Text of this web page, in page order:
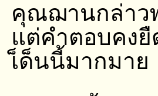
คุณฌานกล่าวพ
แต่คำตอบคงยื
เ็ด็นนี้มากมาย